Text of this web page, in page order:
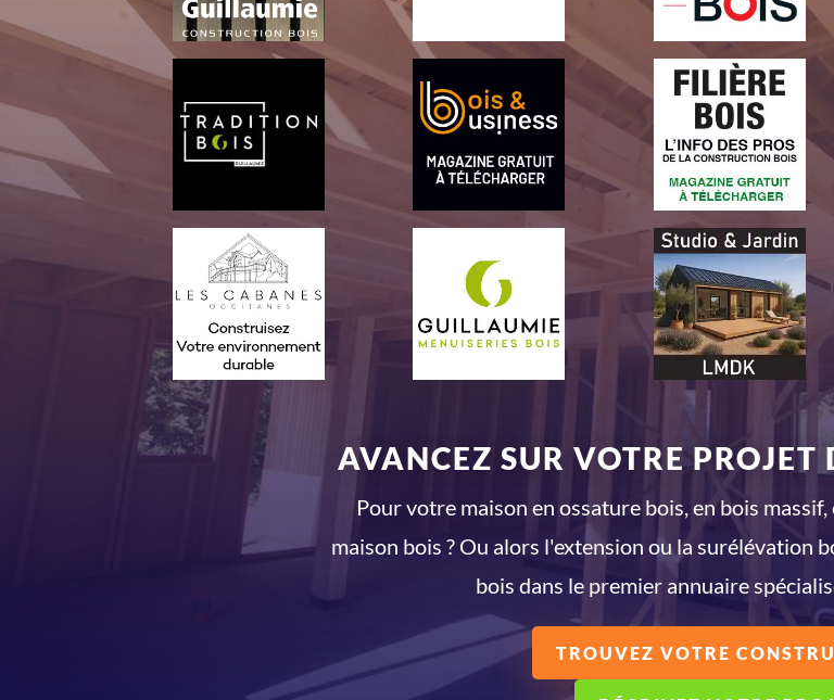
AVANCEZ SUR VOTRE
Pour votre maison en ossature bois, en bois
maison bois ? Ou alors l'extension ou la surélévation
bois dans le premier annuaire
TROUVEZ VOTRE